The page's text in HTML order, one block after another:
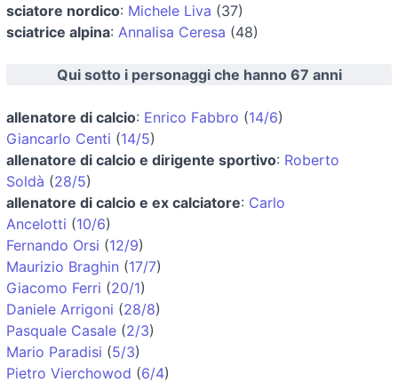
sciatore nordico: Michele Liva (37)
sciatrice alpina: Annalisa Ceresa (48)
Qui sotto i personaggi che hanno 67 anni
allenatore di calcio: Enrico Fabbro (14/6)
Giancarlo Centi (14/5)
allenatore di calcio e dirigente sportivo: Roberto
Soldà (28/5)
allenatore di calcio e ex calciatore: Carlo
Ancelotti (10/6)
Fernando Orsi (12/9)
Maurizio Braghin (17/7)
Giacomo Ferri (20/1)
Daniele Arrigoni (28/8)
Pasquale Casale (2/3)
Mario Paradisi (5/3)
Pietro Vierchowod (6/4)